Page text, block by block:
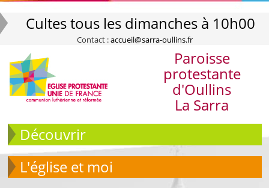
Cultes tous les dimanches à 10h00
Contact :accueil@sarra-oullins.fr
Paroisse
protestante
d'Oullins
La Sarra
Découvrir
L'église et moi